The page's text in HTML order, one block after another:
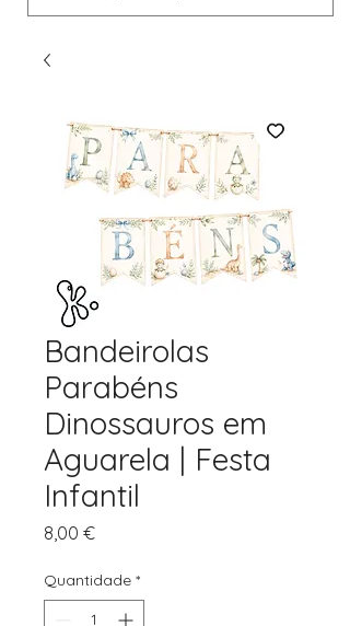
Bandeirolas
Parabéns
Dinossauros em
Aguarela | Festa
Infantil
8,00 €Preço
Quantidade *